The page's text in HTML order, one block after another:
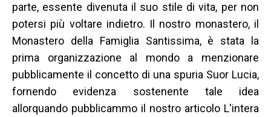
parte, essente divenuta il suo stile di vita, per non
potersi più voltare indietro. Il nostro monastero, il
Monastero della Famiglia Santissima, è stata la
prima organizzazione al mondo a menzionare
pubblicamente il concetto di una spuria Suor Lucia,
fornendo evidenza sostenente tale idea
allorquando pubblicammo il nostro articolo L'intera